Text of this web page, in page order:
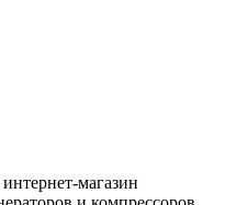
магазин